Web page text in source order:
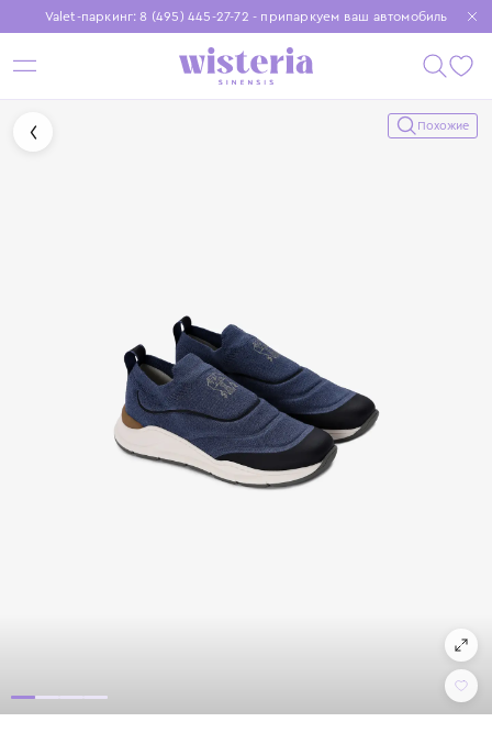
Valet-паркинг: 8 (495) 445-27-72 - припаркуем ваш автомобиль
Бесплатная доставка при заказе от 15 000 ₽
Установите приложение, чтобы покупки были еще удобнее
Похожие